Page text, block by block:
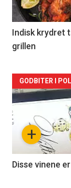
-
2
Indisk krydret
grillen
Forsiden
akkurat
nå
3
+
GODBITER I
Disse vinene